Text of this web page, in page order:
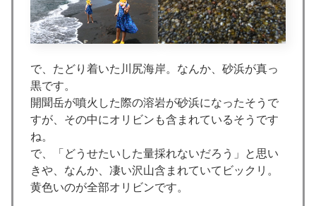
で、たどり着いた川尻海岸。なんか、砂浜が真っ
黒です。
開聞岳が噴火した際の溶岩が砂浜になったそうで
すが、その中にオリビンも含まれているそうです
ね。
で、「どうせたいした量採れないだろう」と思い
きや、なんか、凄い沢山含まれていてビックリ。
黄色いのが全部オリビンです。